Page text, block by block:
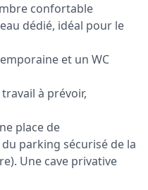
confortable
dédié, idéal pour le
et un WC
à prévoir,
place de
parking sécurisé de la
Une cave privative